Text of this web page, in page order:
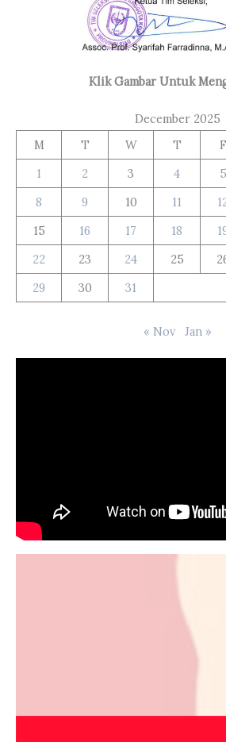
Klik Gambar Untuk
December 2025
M
T W T F
1
2 3 4 5
8
9 10 11
15
16 17 18
22
23 24 25
29
30 31
« Nov Jan »